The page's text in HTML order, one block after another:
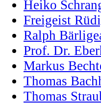
Heiko
Freigeist
Ralph
Prof. Dr.
Markus
Thomas
Thomas